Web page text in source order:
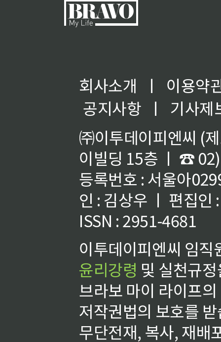
회사소개 ㅣ
이용약
공지사항
ㅣ
기사제
㈜이투데이피엔씨 (
이빌딩 15층 ㅣ ☎
등록번호 : 서울아
인 : 김상우 ㅣ 편집인
ISSN : 2951-4681
이투데이피엔씨 임
윤리강령 및 실천규
브라보 마이 라이프
저작권법의 보호를
무단전재, 복사, 재배